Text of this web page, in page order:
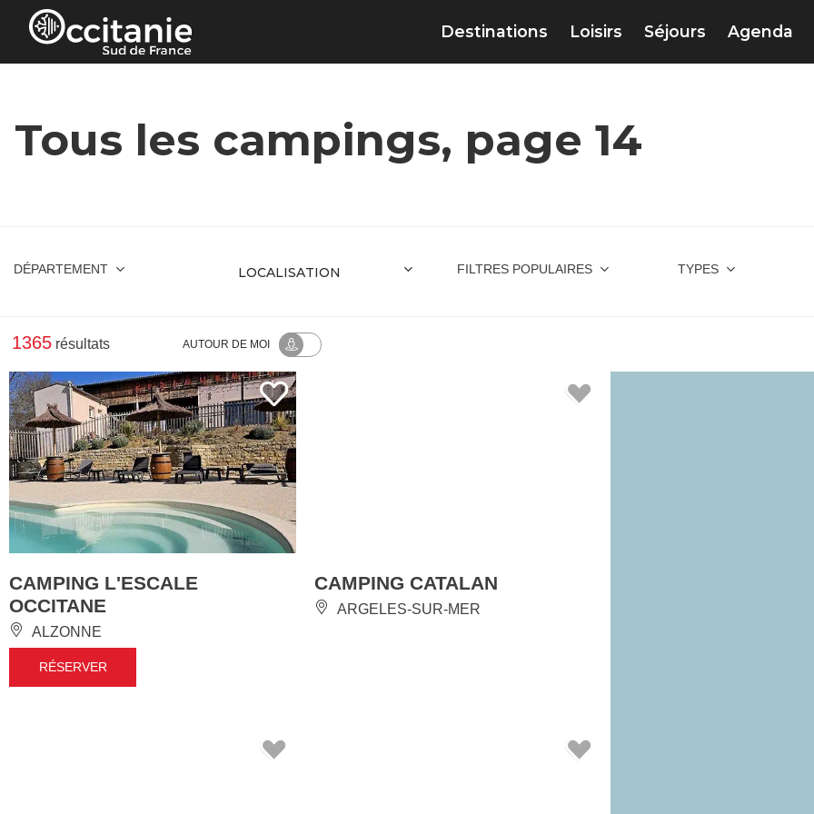
Panneau de gestion des cookies
Destinations Loisirs Séjours Agenda
Tous les campings, page 14
DÉPARTEMENT FILTRES POPULAIRES TYPES
1365 résultats AUTOUR DE MOI
CAMPING L'ESCALE
OCCITANE
ALZONNE
RÉSERVER
CAMPING CATALAN
ARGELES-SUR-MER